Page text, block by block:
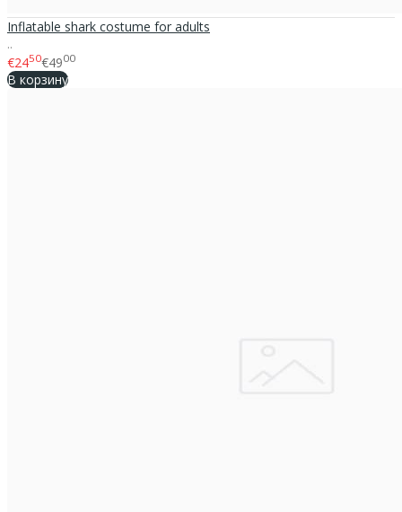
Inflatable shark costume for adults
..
€2450€4900
В корзину